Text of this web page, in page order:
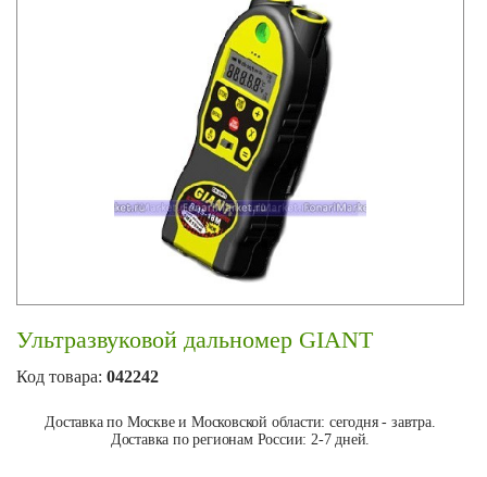
Ультразвуковой дальномер GIANT
Код товара: 042242
Доставка по Москве и Московской области: сегодня - завтра.
Доставка по регионам России: 2-7 дней.